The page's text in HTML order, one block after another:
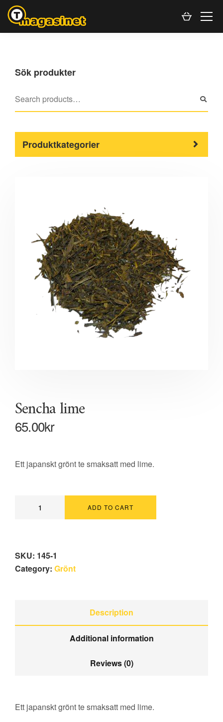
Sök produkter
Produktkategorier
Sencha lime
65.00kr
Ett japanskt grönt te smaksatt med lime.
ADD TO CART
SKU: 145-1
Category: Grönt
Description
Additional information
Reviews (0)
Ett japanskt grönt te smaksatt med lime.